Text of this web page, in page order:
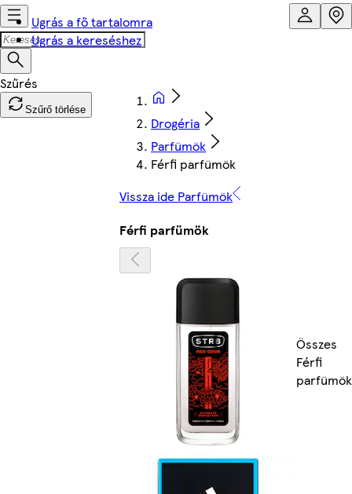
Ugrás a fő tartalomra
Ugrás a kereséshez
Szűrő törlése
Drogéria
Parfümök
Férfi parfümök
Vissza ide Parfümök
Férfi parfümök
Összes
Férfi
parfümök